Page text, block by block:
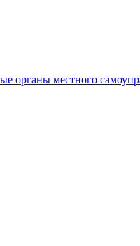
органы местного